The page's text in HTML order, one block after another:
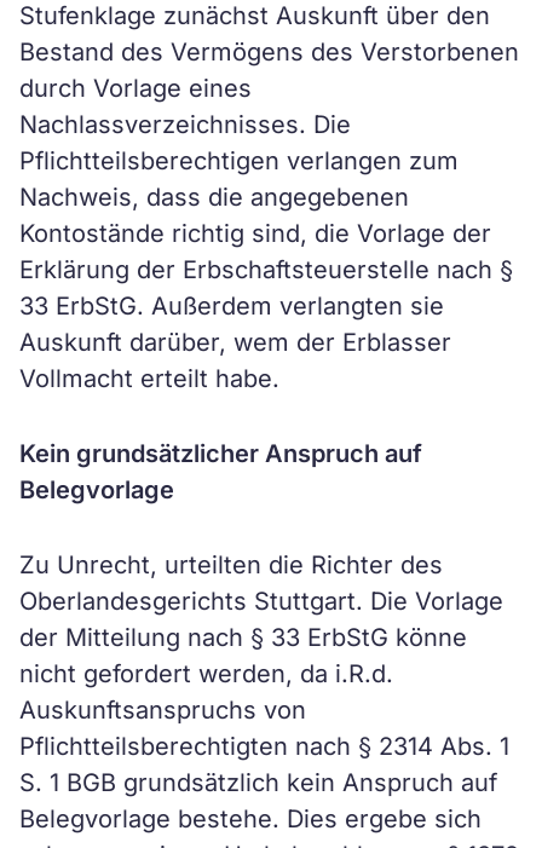
Stufenklage zunächst Auskunft über den
Bestand des Vermögens des Verstorbenen
durch Vorlage eines
Nachlassverzeichnisses. Die
Pflichtteilsberechtigen verlangen zum
Nachweis, dass die angegebenen
Kontostände richtig sind, die Vorlage der
Erklärung der Erbschaftsteuerstelle nach §
33 ErbStG. Außerdem verlangten sie
Auskunft darüber, wem der Erblasser
Vollmacht erteilt habe.
Kein grundsätzlicher Anspruch auf
Belegvorlage
Zu Unrecht, urteilten die Richter des
Oberlandesgerichts Stuttgart. Die Vorlage
der Mitteilung nach § 33 ErbStG könne
nicht gefordert werden, da i.R.d.
Auskunftsanspruchs von
Pflichtteilsberechtigten nach § 2314 Abs. 1
S. 1 BGB grundsätzlich kein Anspruch auf
Belegvorlage bestehe. Dies ergebe sich